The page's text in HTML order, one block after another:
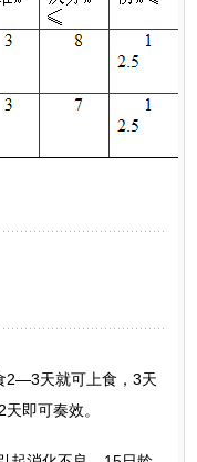
2—3天就可上食，3天
即可奏效。